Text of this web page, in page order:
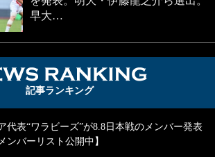
早大…
記事ランキング
代表“ワラビーズ”が8.8日本戦のメンバー発表
ンバーリスト公開中】